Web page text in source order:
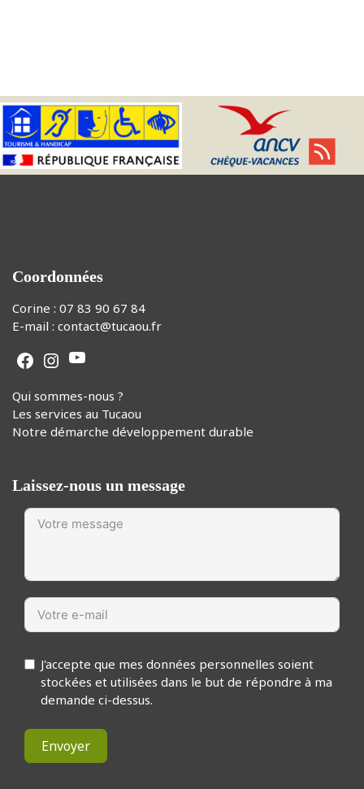
Coordonnées
Corine : 07 83 90 67 84
E-mail : contact@tucaou.fr
Facebook Instagram YouTube
Qui sommes-nous ?
Les services au Tucaou
Notre démarche développement durable
Laissez-nous un message
J'accepte que mes données personnelles soient
stockées et utilisées dans le but de répondre à ma
demande ci-dessus.
Envoyer